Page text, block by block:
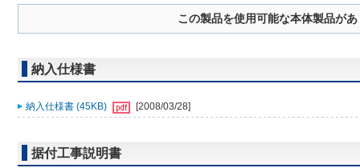
この製品を使用可能な本体製品が
納入仕様書
納入仕様書 (45KB) [2008/03/28]
据付工事説明書